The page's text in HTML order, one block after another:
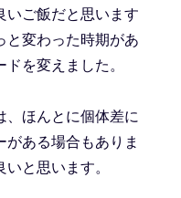
いご飯だと思います
と変わった時期があ
を変えました。
、ほんとに個体差に
がある場合もありま
と思います。